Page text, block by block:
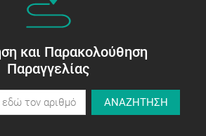
και Παρακολούθηση
Παραγγελίας
ΑΝΑΖΗΤΗΣΗ